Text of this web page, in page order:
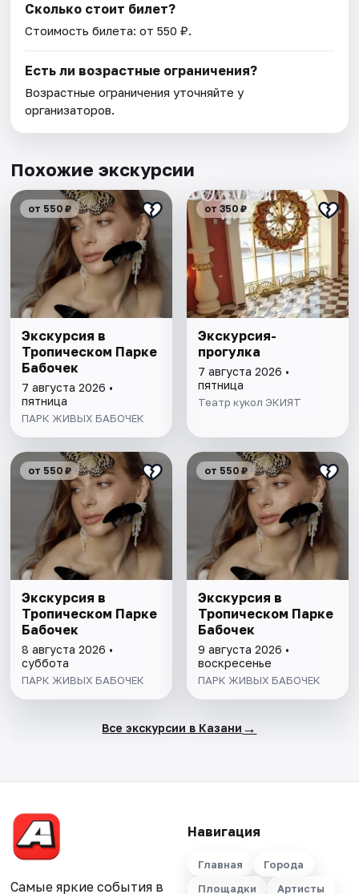
Сколько стоит билет?
Стоимость билета: от 550 ₽.
Есть ли возрастные ограничения?
Возрастные ограничения уточняйте у
организаторов.
Похожие экскурсии
от 550 ₽
Экскурсия в
Тропическом Парке
Бабочек
7 августа 2026 •
пятница
ПАРК ЖИВЫХ БАБОЧЕК
от 350 ₽
Экскурсия-
прогулка
7 августа 2026 •
пятница
Театр кукол ЭКИЯТ
от 550 ₽
Экскурсия в
Тропическом Парке
Бабочек
8 августа 2026 •
суббота
ПАРК ЖИВЫХ БАБОЧЕК
от 550 ₽
Экскурсия в
Тропическом Парке
Бабочек
9 августа 2026 •
воскресенье
ПАРК ЖИВЫХ БАБОЧЕК
Все экскурсии в Казани →
Самые яркие события в
Навигация
Главная
Города
Площадки
Артисты